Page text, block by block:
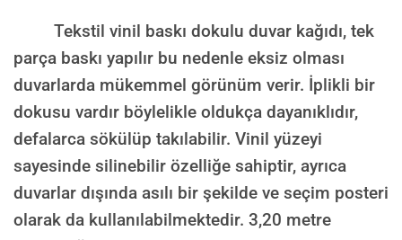
Tekstil vinil baskı dokulu duvar kağıdı, tek
parça baskı yapılır bu nedenle eksiz olması
duvarlarda mükemmel görünüm verir. İplikli bir
dokusu vardır böylelikle oldukça dayanıklıdır,
defalarca sökülüp takılabilir. Vinil yüzeyi
sayesinde silinebilir özelliğe sahiptir, ayrıca
duvarlar dışında asılı bir şekilde ve seçim posteri
olarak da kullanılabilmektedir. 3,20 metre